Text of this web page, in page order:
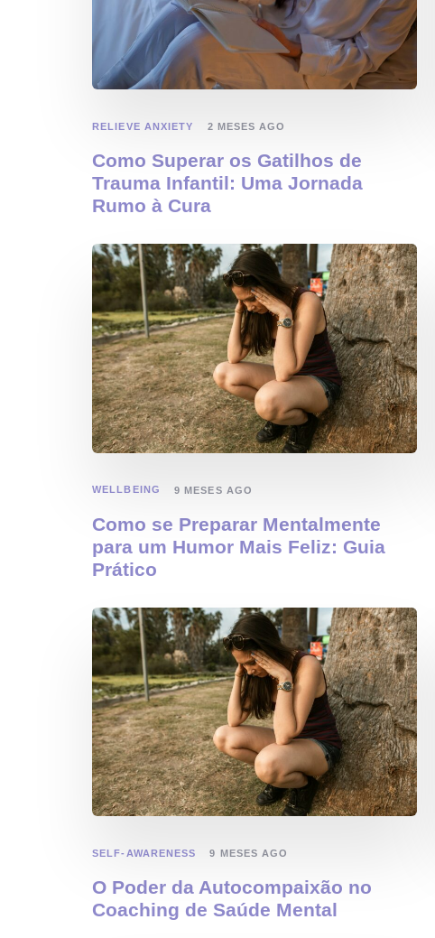
RELIEVE ANXIETY 2 MESES AGO
Como Superar os Gatilhos de
Trauma Infantil: Uma Jornada
Rumo à Cura
WELLBEING 9 MESES AGO
Como se Preparar Mentalmente
para um Humor Mais Feliz: Guia
Prático
SELF-AWARENESS 9 MESES AGO
O Poder da Autocompaixão no
Coaching de Saúde Mental